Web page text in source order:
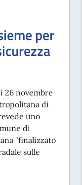
per
26 novembre
di
uno
di
"finalizzato
sulle